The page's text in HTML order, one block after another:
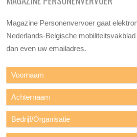
Magazine Personenvervoer gaat
Nederlands-Belgische
dan even uw emailadres.